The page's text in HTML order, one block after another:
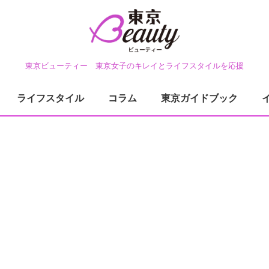
東京ビューティー 東京女子のキレイとライフスタイルを応援
ライフスタイル コラム 東京ガイドブック